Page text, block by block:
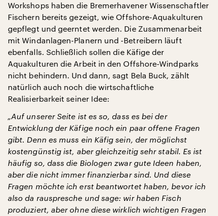
Workshops haben die Bremerhavener Wissenschaftler
Fischern bereits gezeigt, wie Offshore-Aquakulturen
gepflegt und geerntet werden. Die Zusammenarbeit
mit Windanlagen-Planern und -Betreibern läuft
ebenfalls. Schließlich sollen die Käfige der
Aquakulturen die Arbeit in den Offshore-Windparks
nicht behindern. Und dann, sagt Bela Buck, zählt
natürlich auch noch die wirtschaftliche
Realisierbarkeit seiner Idee:
„Auf unserer Seite ist es so, dass es bei der
Entwicklung der Käfige noch ein paar offene Fragen
gibt. Denn es muss ein Käfig sein, der möglichst
kostengünstig ist, aber gleichzeitig sehr stabil. Es ist
häufig so, dass die Biologen zwar gute Ideen haben,
aber die nicht immer finanzierbar sind. Und diese
Fragen möchte ich erst beantwortet haben, bevor ich
also da rauspresche und sage: wir haben Fisch
produziert, aber ohne diese wirklich wichtigen Fragen